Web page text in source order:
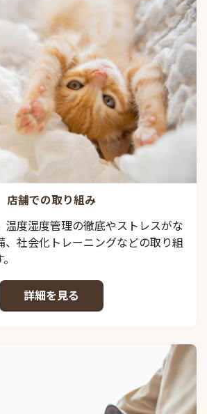
店舗での取り組み
温度湿度管理の徹底やストレスがな
、社会化トレーニングなどの取り組
詳細を見る